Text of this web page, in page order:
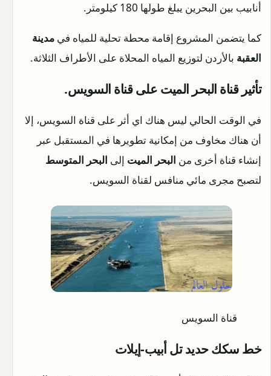
أنابيب بين البحرين يبلغ طولها 180 كيلومتر.
كما يتضمن المشروع إقامة محطة تحلية للمياه في مدينة
العقبة بالأردن لتوزيع المياه المحلاة على الأطراف الثلاثة.
تأثير قناة البحر الميت على قناة السويس.
في الوقت الحالي ليس هناك اي أثر على قناة السويس، إلا
أن هناك مخاوف من إمكانية تطويرها في المستقبل عبر
إنشاء قناة أخرى من البحر الميت إلى البحر المتوسط
لتصبح مجرى مائي منافس لقناة السويس.
قناة السويس
خط سكك حديد تل أبيب-إيلات